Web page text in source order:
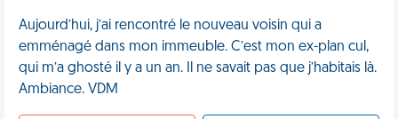
Aujourd’hui, j’ai rencontré le nouveau voisin qui a
emménagé dans mon immeuble. C’est mon ex-plan cul,
qui m’a ghosté il y a un an. Il ne savait pas que j’habitais là.
Ambiance. VDM